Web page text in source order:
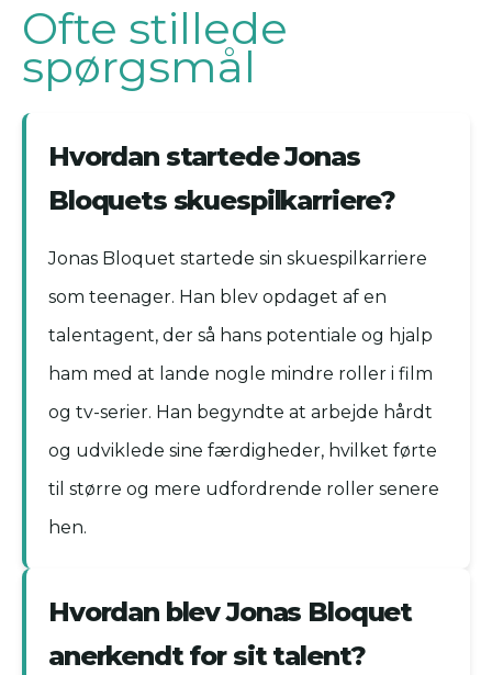
Ofte stillede
spørgsmål
Hvordan startede Jonas
Bloquets skuespilkarriere?
Jonas Bloquet startede sin skuespilkarriere
som teenager. Han blev opdaget af en
talentagent, der så hans potentiale og hjalp
ham med at lande nogle mindre roller i film
og tv-serier. Han begyndte at arbejde hårdt
og udviklede sine færdigheder, hvilket førte
til større og mere udfordrende roller senere
hen.
Hvordan blev Jonas Bloquet
anerkendt for sit talent?